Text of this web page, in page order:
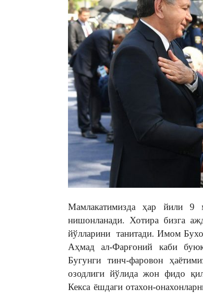
Мамлакатимизда ҳар йили 9
нишонланади. Хотира бизга
йўлларини танитади. Имом
Аҳмад ал-Фарғоний каби
Бугунги тинч-фаровон
озодлиги йўлида жон фидо
Кекса ёшдаги отахон-